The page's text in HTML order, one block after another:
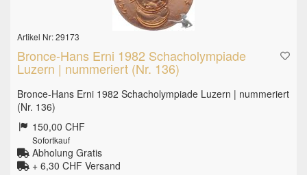
Artikel Nr: 29173
Bronce-Hans Erni 1982 Schacholympiade
Luzern | nummeriert (Nr. 136)
Bronce-Hans Erni 1982 Schacholympiade Luzern | nummeriert
(Nr. 136)
150,00 CHF
Sofortkauf
Abholung Gratis
+ 6,30 CHF Versand